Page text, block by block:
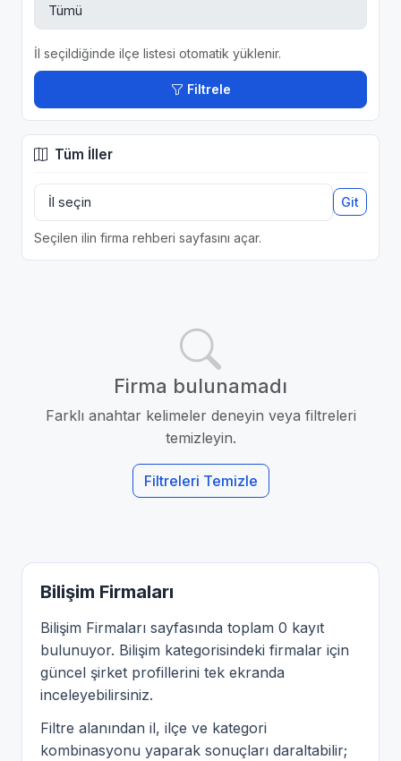
İl seçildiğinde ilçe listesi otomatik yüklenir.
Filtrele
Tüm İller
Git
Seçilen ilin firma rehberi sayfasını açar.
Firma bulunamadı
Farklı anahtar kelimeler deneyin veya filtreleri
temizleyin.
Filtreleri Temizle
Bilişim Firmaları
Bilişim Firmaları sayfasında toplam 0 kayıt
bulunuyor. Bilişim kategorisindeki firmalar için
güncel şirket profillerini tek ekranda
inceleyebilirsiniz.
Filtre alanından il, ilçe ve kategori
kombinasyonu yaparak sonuçları daraltabilir;